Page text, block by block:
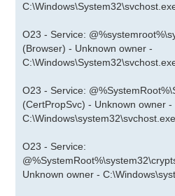
O23 - Service:
(Browser) - Unknown owner -
O23 - Service:
(CertPropSvc) - Unknown owner -
C:\Windows\system32\svchost.exe
O23 - Service:
Unknown owner -